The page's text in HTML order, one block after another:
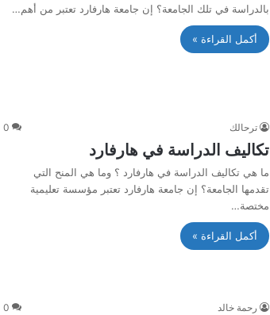
بالدراسة في تلك الجامعة؟ إن جامعة هارفارد تعتبر من أهم…
أكمل القراءة »
ترحالك 0
تكاليف الدراسة في هارفارد
ما هي تكاليف الدراسة في هارفارد ؟ وما هي المنح التي
تقدمها الجامعة؟ إن جامعة هارفارد تعتبر مؤسسة تعليمية
مختصة…
أكمل القراءة »
رحمة خالد 0